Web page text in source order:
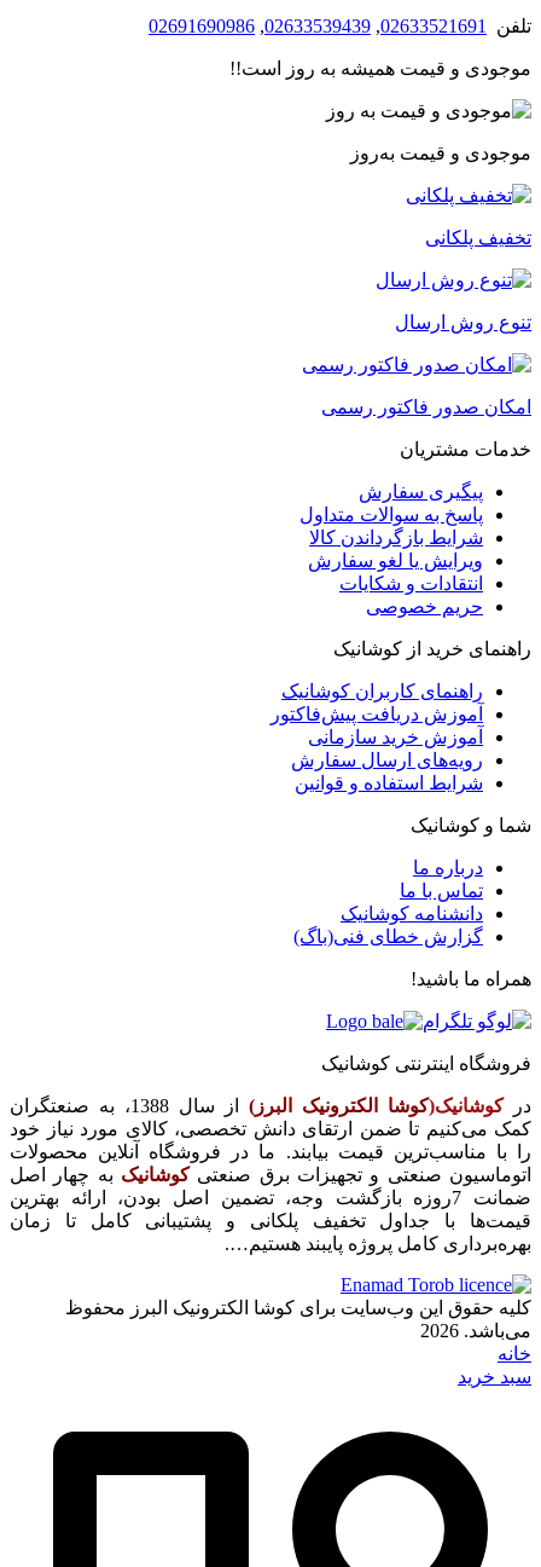
تلفن 02633521691
,
02633539439
,
02691690986
موجودی و قیمت همیشه به روز است!!
موجودی و قیمت به‌روز
تخفیف پلکانی
تنوع روش ارسال
امکان صدور فاکتور رسمی
خدمات مشتریان
پیگیری سفارش
پاسخ به سوالات متداول
شرایط بازگرداندن کالا
ویرایش یا لغو سفارش
انتقادات و شکایات
حریم خصوصی
راهنمای خرید از کوشانیک
راهنمای کاربران کوشانیک
آموزش دریافت پیش‌فاکتور
آموزش خرید سازمانی
رویه‌های ارسال سفارش
شرایط استفاده و قوانین
شما و کوشانیک
درباره ما
تماس با ما
دانشنامه کوشانیک
گزارش خطای فنی(باگ)
همراه ما باشید!
فروشگاه اینترنتی کوشانیک
در کوشانیک(کوشا الکترونیک البرز)
از سال 1388، به صنعتگران
کمک می‌کنیم تا ضمن ارتقای دانش تخصصی، کالای مورد نیاز خود
را با مناسب‌ترین قیمت بیابند. ما در فروشگاه آنلاین محصولات
اتوماسیون صنعتی و تجهیزات برق صنعتی کوشانیک به چهار اصل
ضمانت 7روزه بازگشت وجه، تضمین اصل بودن، ارائه بهترین
قیمت‌ها با جداول تخفیف پلکانی و پشتیبانی کامل تا زمان
بهره‌برداری کامل پروژه پایبند هستیم….
کلیه حقوق این وب‌سایت برای کوشا الکترونیک البرز محفوظ
می‌باشد. 2026
خانه
سبد خرید